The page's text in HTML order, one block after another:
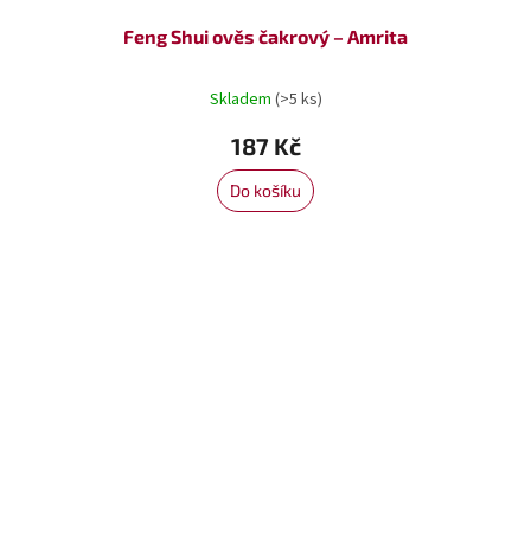
Feng Shui ověs čakrový – Amrita
Skladem (>5 ks)
187 Kč
Do košíku